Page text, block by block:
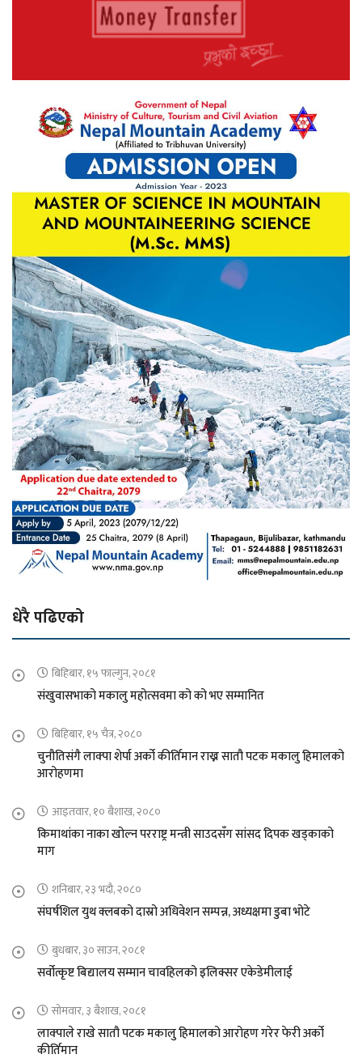
धेरै पढिएको
बिहिबार, १५ फाल्गुन, २०८१
संखुवासभाको मकालु महोत्सवमा को को भए सम्मानित
बिहिबार, १५ चैत्र, २०८०
चुनौतिसंगै लाक्पा शेर्पा अर्को कीर्तिमान राख्न सातौ पटक मकालु हिमालको
आरोहणमा
आइतवार, १० बैशाख, २०८०
किमाथांका नाका खोल्न परराष्ट्र मन्त्री साउदसँग सांसद दिपक खड्काको
माग
शनिबार, २३ भदौ, २०८०
संघर्षशिल युथ क्लबको दास्रो अधिवेशन सम्पन्न, अध्यक्षमा डुबा भोटे
बुधबार, ३० साउन, २०८१
सर्वोत्कृष्ट बिद्यालय सम्मान चावहिलको इलिक्सर एकेडेमीलाई
सोमवार, ३ बैशाख, २०८१
लाक्पाले राखे सातौ पटक मकालु हिमालको आरोहण गरेर फेरी अर्को
कीर्तिमान